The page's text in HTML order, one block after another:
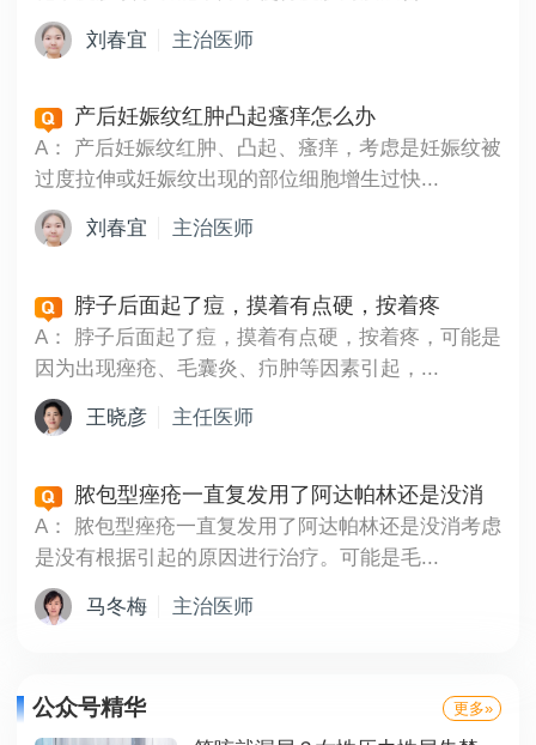
刘春宜 主治医师
产后妊娠纹红肿凸起瘙痒怎么办
A：
产后妊娠纹红肿、凸起、瘙痒，考虑是妊娠纹被
过度拉伸或妊娠纹出现的部位细胞增生过快...
刘春宜 主治医师
脖子后面起了痘，摸着有点硬，按着疼
A：
脖子后面起了痘，摸着有点硬，按着疼，可能是
因为出现痤疮、毛囊炎、疖肿等因素引起，...
王晓彦 主任医师
脓包型痤疮一直复发用了阿达帕林还是没消
A：
脓包型痤疮一直复发用了阿达帕林还是没消考虑
是没有根据引起的原因进行治疗。可能是毛...
马冬梅 主治医师
公众号精华 更多»